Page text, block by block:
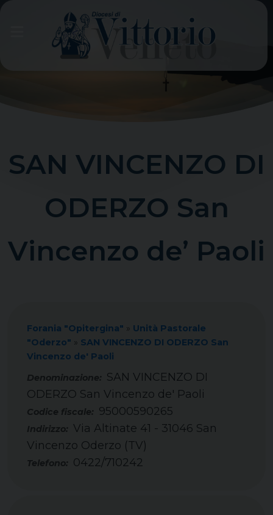
SAN VINCENZO DI
ODERZO San
Vincenzo de’ Paoli
Forania "Opitergina" » Unità Pastorale
"Oderzo" » SAN VINCENZO DI ODERZO San
Vincenzo de' Paoli
SAN VINCENZO DI
ODERZO San Vincenzo de' Paoli
Codice fiscale: 95000590265
Telefono: 0422/710242
Indirizzo: Via Altinate 41 - 31046 San
Vincenzo Oderzo (TV)